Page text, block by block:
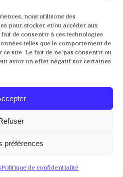
nous utilisons des
pour stocker et/ou accéder aux
de consentir à ces technologies
telles que le comportement de
ce site. Le fait de ne pas consentir ou
avoir un effet négatif sur certaines
préférences
Politique de confidentialité
8 à 35€
RÉSERVE MES PLACES
Politique de confidentialité